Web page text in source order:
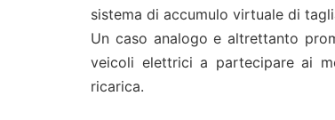
sistema di accumulo virtuale di
Un caso analogo e altrettanto
veicoli elettrici a partecipare ai
ricarica.